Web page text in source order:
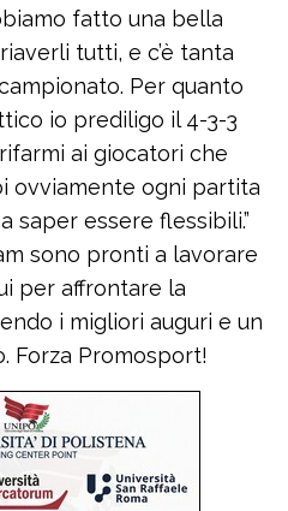
fatto una bella
tutti, e c’è tanta
Per quanto
io prediligo il 4-3-3
ai giocatori che
ovviamente ogni partita
saper essere flessibili.”
sono pronti a lavorare
per affrontare la
i migliori auguri e un
Forza Promosport!